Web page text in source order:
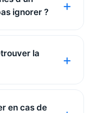
ignorer ?
la
en cas de